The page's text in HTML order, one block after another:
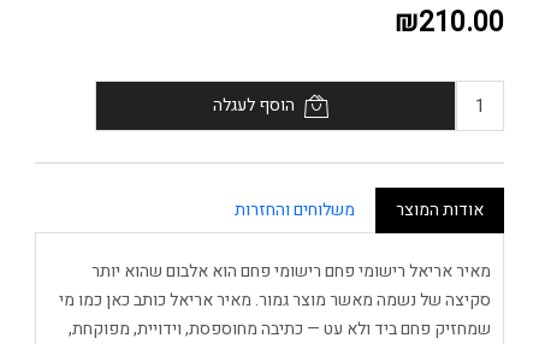
₪210.00
הוסף לעגלה
אודות המוצר משלוחים והחזרות
מאיר אריאל רישומי פחם רישומי פחם הוא אלבום שהוא יותר
סקיצה של נשמה מאשר מוצר גמור. מאיר אריאל כותב כאן כמו מי
שמחזיק פחם ביד ולא עט — כתיבה מחוספסת, וידויית, מפוקחת,